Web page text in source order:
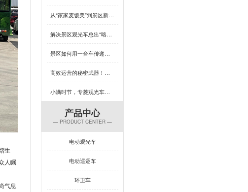
生
人瞩
气息
从“家家麦饭美”到景区新体验，芒种×专菱观光车藏着多少惊喜？
解决景区观光车总出“咯吱响”？竟然可以这样做
景区如何用一台车传递人文关怀？答案藏在专菱观光车的钣金工艺里
高效运营的秘密武器！专菱电动景区观光车赋能景区服务升级
小满时节，专菱观光车钣金品质引领出行新体验
产品中心
— PRODUCT CENTER —
电动观光车
电动巡逻车
环卫车